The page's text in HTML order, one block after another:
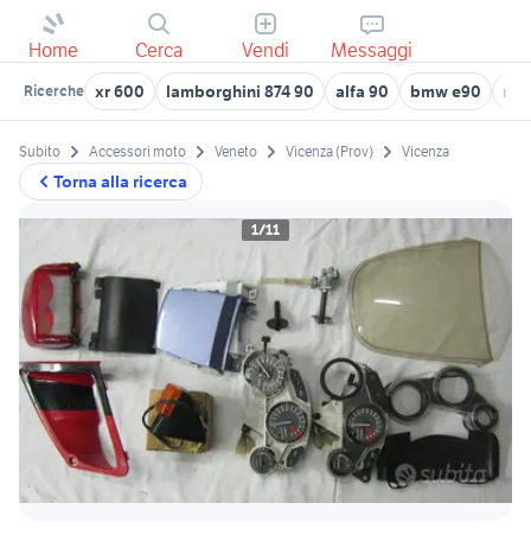
Home Cerca Vendi Messaggi
Ricerche xr 600 lamborghini 874 90 alfa 90 bmw e90
Torna alla ricerca
Subito Accessori moto Veneto Vicenza (Prov) Vicenza
1/11